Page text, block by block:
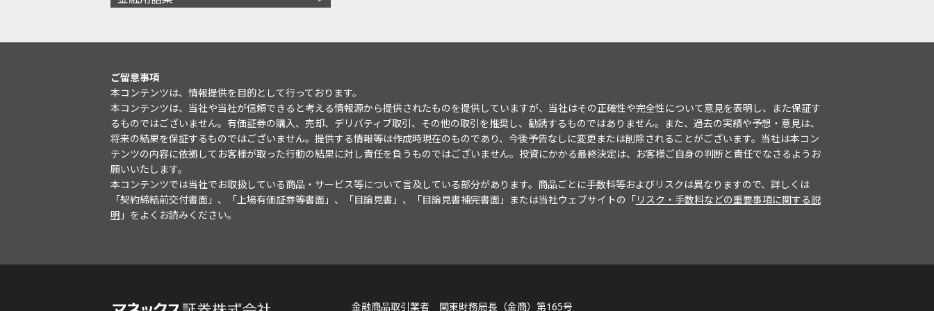
ご留意事項
本コンテンツは、情報提供を目的として行っております。
本コンテンツは、当社や当社が信頼できると考える情報源から提供されたものを提供していますが、当社はその正確性や完全性について意見を表明し、また保証す
るものではございません。有価証券の購入、売却、デリバティブ取引、その他の取引を推奨し、勧誘するものではありません。また、過去の実績や予想・意見は、
将来の結果を保証するものではございません。提供する情報等は作成時現在のものであり、今後予告なしに変更または削除されることがございます。当社は本コン
テンツの内容に依拠してお客様が取った行動の結果に対し責任を負うものではございません。投資にかかる最終決定は、お客様ご自身の判断と責任でなさるようお
願いいたします。
本コンテンツでは当社でお取扱している商品・サービス等について言及している部分があります。商品ごとに手数料等およびリスクは異なりますので、詳しくは
「契約締結前交付書面」、「上場有価証券等書面」、「目論見書」、「目論見書補完書面」または当社ウェブサイトの「リスク・手数料などの重要事項に関する説
明 」をよくお読みください。
金融商品取引業者 関東財務局長（金商）第165号